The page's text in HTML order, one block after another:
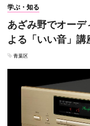
学ぶ・知る
あざみ野でオーデ
よる「いい音」講
青葉区